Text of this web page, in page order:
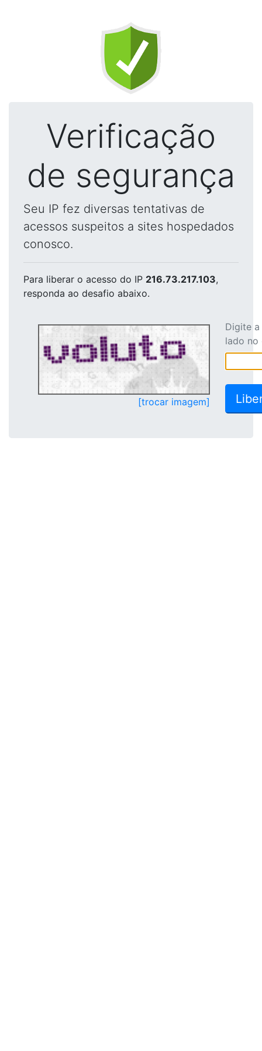
Verificação
de segurança
Seu IP fez diversas tentativas de
acessos suspeitos a sites hospedados
conosco.
Para liberar o acesso do IP 216.73.217.103,
responda ao desafio abaixo.
[trocar imagem]
Digite
lado no